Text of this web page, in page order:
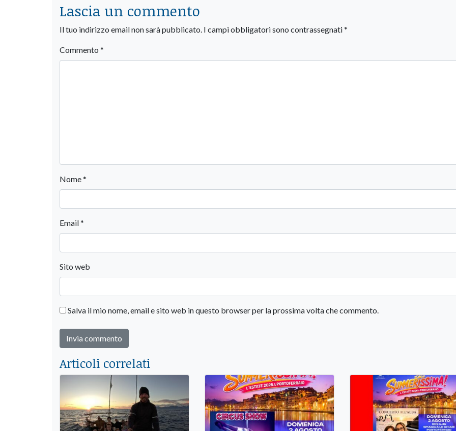
Lascia un commento
Il tuo indirizzo email non sarà pubblicato. I campi obbligatori sono contrassegnati*
Commento *
Nome*
Email*
Sito web
Salva il mio nome, email e sito web in questo browser per la prossima volta che commento.
Articoli correlati